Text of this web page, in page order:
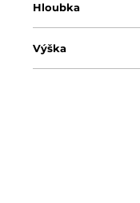
Hloubka
Výška